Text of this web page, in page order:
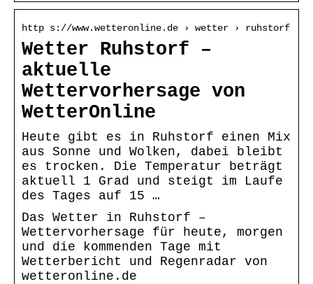
http s://www.wetteronline.de › wetter › ruhstorf
Wetter Ruhstorf –
aktuelle
Wettervorhersage von
WetterOnline
Heute gibt es in Ruhstorf einen Mix
aus Sonne und Wolken, dabei bleibt
es trocken. Die Temperatur beträgt
aktuell 1 Grad und steigt im Laufe
des Tages auf 15 …
Das Wetter in Ruhstorf –
Wettervorhersage für heute, morgen
und die kommenden Tage mit
Wetterbericht und Regenradar von
wetteronline.de